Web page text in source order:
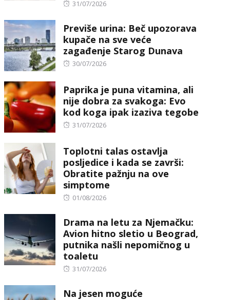
Posted
31/07/2026
Previše urina: Beč upozorava
kupače na sve veće
zagađenje Starog Dunava
Posted
30/07/2026
Paprika je puna vitamina, ali
nije dobra za svakoga: Evo
kod koga ipak izaziva tegobe
Posted
31/07/2026
Toplotni talas ostavlja
posljedice i kada se završi:
Obratite pažnju na ove
simptome
Posted
01/08/2026
Drama na letu za Njemačku:
Avion hitno sletio u Beograd,
putnika našli nepomičnog u
toaletu
Posted
31/07/2026
Na jesen moguće